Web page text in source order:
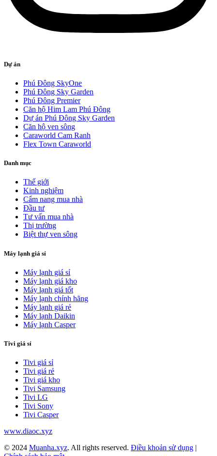
Dự án
Phú Đông SkyOne
Phú Đông Sky Garden
Phú Đông Premier
Căn hộ Him Lam Phú Đông
Dự án Phú Đông Sky Garden
Căn hộ ven sông
Caraworld Cam Ranh
Flex Town Caraworld
Danh mục
Thế giới
Kinh nghiệm
Cẩm nang mua nhà
Đầu tư
Tư vấn mua nhà
Thị trường
Biệt thự ven sông
Máy lạnh giá sỉ
Máy lạnh giá sỉ
Máy lạnh giá kho
Máy lạnh giá tốt
Máy lạnh chính hãng
Máy lạnh giá rẻ
Máy lạnh Daikin
Máy lạnh Casper
Tivi giá sỉ
Tivi giá sỉ
Tivi giá rẻ
Tivi giá kho
Tivi Samsung
Tivi LG
Tivi Sony
Tivi Casper
www.diaoc.xyz
© 2024 Muanha.xyz. All rights reserved. Điều khoản sử dụng |